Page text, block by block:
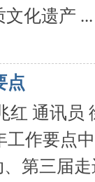
化遗产 ...
点
通讯员
工作要点
、第三届